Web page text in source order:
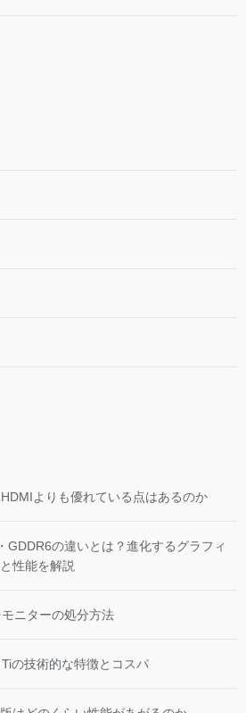
よりも優れている点はあるのか
GDDR6の違いとは？進化するグラフィ
性能を解説
ニターの処分方法
の技術的な特徴とコスパ